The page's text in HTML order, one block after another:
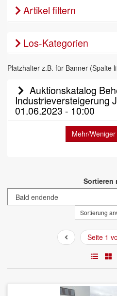
Artikel filtern
Los-Kategorien
Platzhalter z.B. für Banner (Spalte
Auktionskatalog
Industrieversteigerung
01.06.2023 - 10:00
Mehr/
Sortieren
Sortierung
Seite 1